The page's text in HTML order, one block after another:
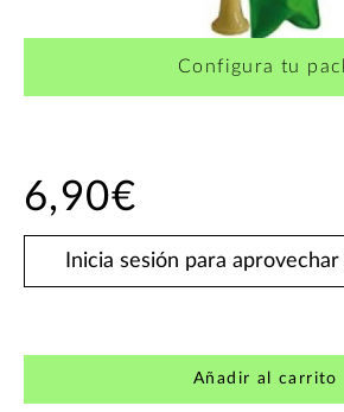
Configura tu
6,90€
Inicia sesión para aprovechar
Añadir al carrito